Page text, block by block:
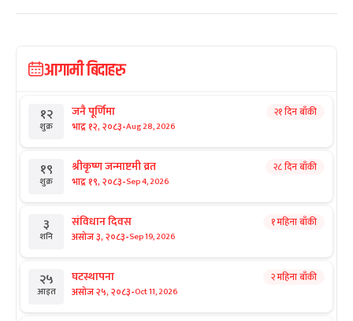
आगामी बिदाहरु
१२
शुक्र
जनै पूर्णिमा
भाद्र १२, २०८३-Aug 28, 2026
२१ दिन बाँकी
१९
शुक्र
श्रीकृष्ण जन्माष्टमी व्रत
भाद्र १९, २०८३-Sep 4, 2026
२८ दिन बाँकी
३
शनि
संविधान दिवस
असोज ३, २०८३-Sep 19, 2026
१ महिना बाँकी
२५
आइत
घटस्थापना
असोज २५, २०८३-Oct 11, 2026
२ महिना बाँकी